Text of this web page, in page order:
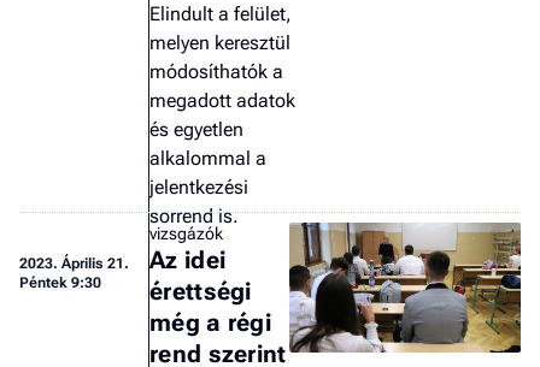
Elindult a felület,
melyen keresztül
módosíthatók a
megadott adatok
és egyetlen
alkalommal a
jelentkezési
sorrend is.
2023. Április 21.
Péntek 9:30
vizsgázók
Az idei
érettségi
még a régi
rend szerint